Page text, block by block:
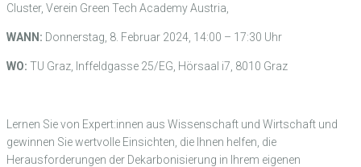
Cluster, Verein Green Tech Academy Austria,
WANN: Donnerstag, 8. Februar 2024, 14:00 – 17:30 Uhr
WO: TU Graz, Inffeldgasse 25/EG, Hörsaal i7, 8010 Graz
Lernen Sie von Expert:innen aus Wissenschaft und Wirtschaft und
gewinnen Sie wertvolle Einsichten, die Ihnen helfen, die
Herausforderungen der Dekarbonisierung in Ihrem eigenen